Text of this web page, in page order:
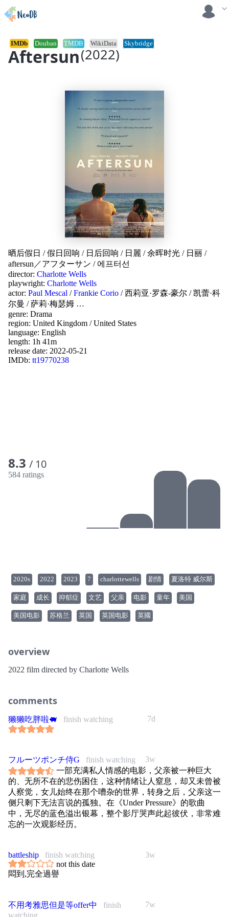
Aftersun (2022)
IMDb Douban TMDB WikiData Skybridge
晒后假日 /假日回响 / 日后回响 / 日麗 /余晖时光 / 日丽 /
aftersun／アフターサン / 에프터선
director: Charlotte Wells
playwright: Charlotte Wells
actor: Paul Mescal /Frankie Corio /西莉亚·罗森-豪尔 /凯蕾·科
尔曼 /萨莉·梅瑟姆 …
genre: Drama
region: United Kingdom /United States
language: English
length: 1h 41m
release date: 2022-05-21
IMDb: tt19770238
8.3 / 10
584 ratings
2020s 2022 2023 7 charlottewells 剧情 夏洛特 威尔斯
家庭 成长 抑郁症 文艺 父亲 电影 童年 美国
美国电影 苏格兰 英国 英国电影 英國
overview
2022 film directed by Charlotte Wells
comments
7d
獭獭吃胖啦🐖 finish watching
3w
フルーツポンチ侍G
finish watching
一部充满私人情感的电影，父亲被一种巨大
的、无所不在的悲伤困住，这种情绪让人窒息，却又未曾被
人察觉，女儿始终在那个嘈杂的世界，转身之后，父亲这一
侧只剩下无法言说的孤独。在《Under Pressure》的歌曲
中，无尽的蓝色溢出银幕，整个影厅哭声此起彼伏，非常难
忘的一次观影经历。
3w
battleship
finish watching
not this date
悶到,完全過譽
7w
不用考雅思但是等offer中
finish
watching